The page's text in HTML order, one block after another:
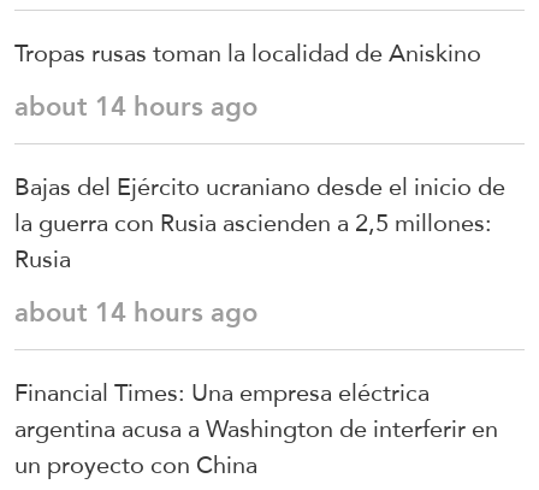
Tropas rusas toman la localidad de Aniskino
about 14 hours ago
Bajas del Ejército ucraniano desde el inicio de
la guerra con Rusia ascienden a 2,5 millones:
Rusia
about 14 hours ago
Financial Times: Una empresa eléctrica
argentina acusa a Washington de interferir en
un proyecto con China